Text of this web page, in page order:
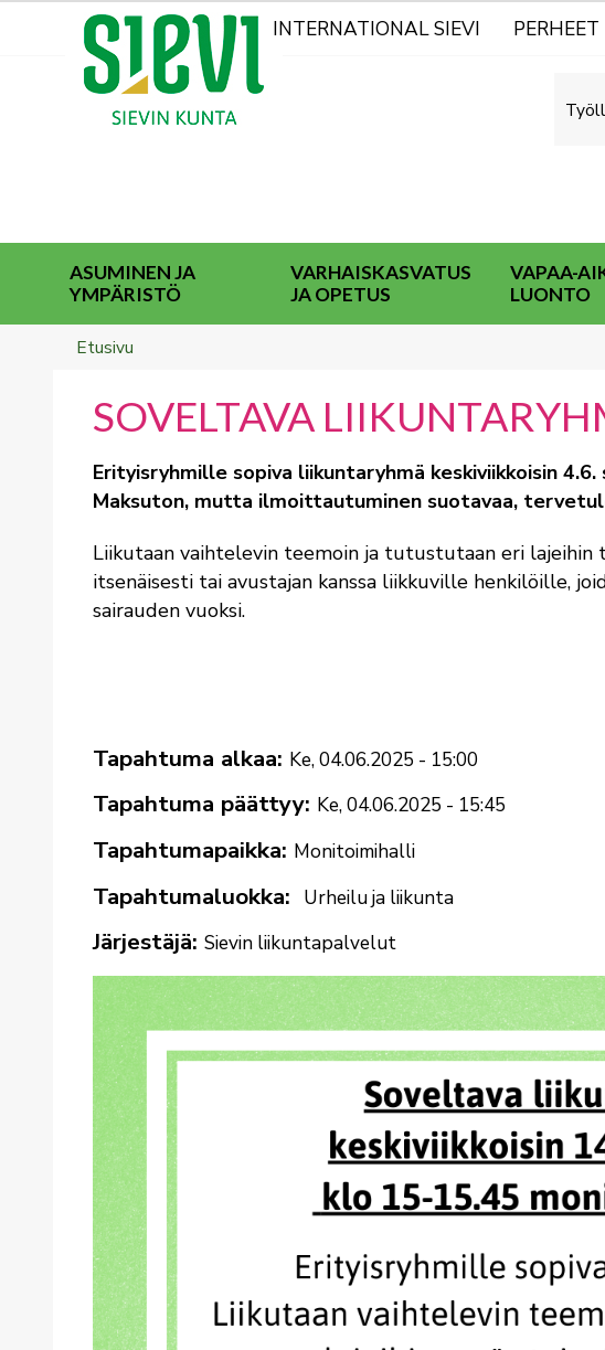
Kohderyhmät
INTERNATIONAL SIEVI PERHEET
ASUMINEN JA
YMPÄRISTÖ
VARHAISKASVATUS
JA OPETUS
VAPAA-
LUONTO
Breadcrumbs
You
here:
Etusivu
SOVELTAVA
Erityisryhmille sopiva liikuntaryhmä keskiviikkoisin
Maksuton, mutta ilmoittautuminen suotavaa,
Liikutaan vaihtelevin teemoin ja tutustutaan eri lajeihin
itsenäisesti tai avustajan kanssa liikkuville henkilöille,
sairauden vuoksi.
Tapahtuma alkaa Ke, 04.06.2025 - 15:00
Tapahtuma päättyy Ke, 04.06.2025 - 15:45
Tapahtumapaikka Monitoimihalli
Tapahtumaluokka Urheilu ja liikunta
Järjestäjä Sievin liikuntapalvelut